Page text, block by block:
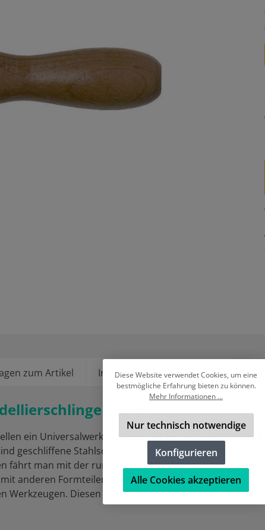
zum Artikel Infos zur Produktsicherheit
150mm"
ein Universalwerkzeug dar, das für mehrere Zwecke
geschliffene Stahlschlingen günstig, weil sie die
fährt man mit der runden, scharfen Stahlschlinge ohne
anderen Formteilen kombinieren, oder sie als Henkel
Werkzeugen. Diesen Vorteil verdanken sie ihrer
Diese Website verwendet Cookies, um eine
bestmögliche Erfahrung bieten zu können.
Mehr Informationen ...
Nur technisch notwendige
Konfigurieren
Alle Cookies akzeptieren